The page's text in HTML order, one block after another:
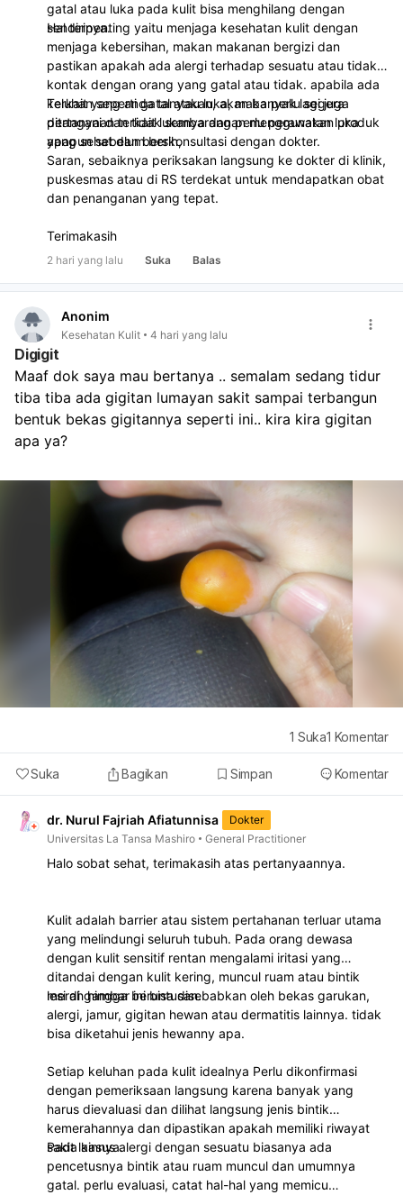
gatal atau luka pada kulit bisa menghilang dengan
sendirinya.
Hal terpenting yaitu menjaga kesehatan kulit dengan
menjaga kebersihan, makan makanan bergizi dan
pastikan apakah ada alergi terhadap sesuatu atau tidak,
kontak dengan orang yang gatal atau tidak. apabila ada
keluhan seperti gatal atau luka, maka perlu segera
ditangani dan tidak sembarangan menggunakan produk
apapun sebelum berkonsultasi dengan dokter.
Terkait yang anda tanyakan, akan banyak lagi juga
pertanyaan terkait lukanya dan perlu perawatan luka
yang sehat dan bersih,
Saran, sebaiknya periksakan langsung ke dokter di klinik,
puskesmas atau di RS terdekat untuk mendapatkan obat
dan penanganan yang tepat.
Terimakasih
2 hari yang lalu Suka Balas
Anonim
Kesehatan Kulit 4 hari yang lalu
Digigit
Maaf dok saya mau bertanya .. semalam sedang tidur
tiba tiba ada gigitan lumayan sakit sampai terbangun
bentuk bekas gigitannya seperti ini.. kira kira gigitan
apa ya?
Suka Bagikan Simpan Komentar
1 Suka1 Komentar
dr. Nurul Fajriah Afiatunnisa
Dokter
Universitas La Tansa Mashiro
General Practitioner
Halo sobat sehat, terimakasih atas pertanyaannya.
Kulit adalah barrier atau sistem pertahanan terluar utama
yang melindungi seluruh tubuh. Pada orang dewasa
dengan kulit sensitif rentan mengalami iritasi yang
ditandai dengan kulit kering, muncul ruam atau bintik
merah hingga beruntusan.
lesi di gambar ini bisa disebabkan oleh bekas garukan,
alergi, jamur, gigitan hewan atau dermatitis lainnya. tidak
bisa diketahui jenis hewanny apa.
Setiap keluhan pada kulit idealnya Perlu dikonfirmasi
dengan pemeriksaan langsung karena banyak yang
harus dievaluasi dan dilihat langsung jenis bintik
kemerahannya dan dipastikan apakah memiliki riwayat
sakit lainnya.
Pada kasus alergi dengan sesuatu biasanya ada
pencetusnya bintik atau ruam muncul dan umumnya
gatal. perlu evaluasi, catat hal-hal yang memicu